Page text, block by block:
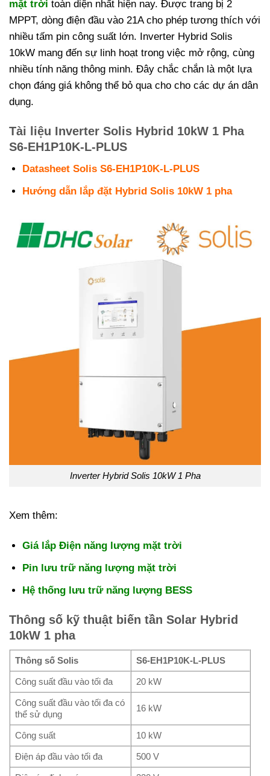
mặt trời toàn diện nhất hiện nay. Được trang bị 2
MPPT, dòng điện đầu vào 21A cho phép tương thích với
nhiều tấm pin công suất lớn. Inverter Hybrid Solis
10kW mang đến sự linh hoạt trong việc mở rộng, cùng
nhiều tính năng thông minh. Đây chắc chắn là một lựa
chọn đáng giá không thể bỏ qua cho cho các dự án dân
dụng.
Tài liệu Inverter Solis Hybrid 10kW 1 Pha
S6-EH1P10K-L-PLUS
Datasheet Solis S6-EH1P10K-L-PLUS
Hướng dẫn lắp đặt Hybrid Solis 10kW 1 pha
Inverter Hybrid Solis 10kW 1 Pha
Xem thêm:
Giá lắp Điện năng lượng mặt trời
Pin lưu trữ năng lượng mặt trời
Hệ thống lưu trữ năng lượng BESS
Thông số kỹ thuật biến tần Solar Hybrid
10kW 1 pha
Thông số Solis S6-EH1P10K-L-PLUS
Công suất đầu vào tối đa 20 kW
Công suất đầu vào tối đa có
thể sử dụng
16 kW
Công suất 10 kW
Điện áp đầu vào tối đa 500 V